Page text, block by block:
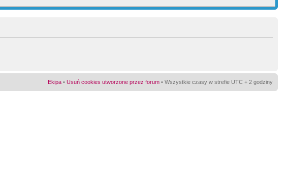
Ekipa • Usuń cookies utworzone przez forum • Wszystkie czasy w strefie UTC + 2 godziny